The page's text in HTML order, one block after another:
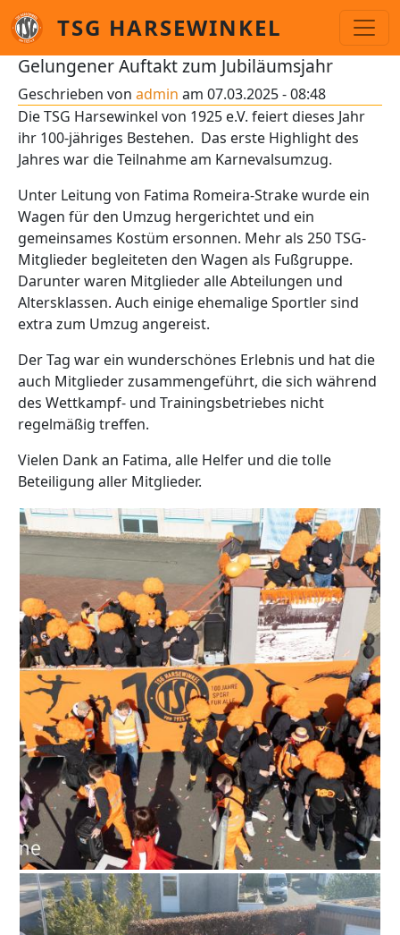
Direkt zum Inhalt
TSG HARSEWINKEL
Gelungener Auftakt zum Jubiläumsjahr
Geschrieben von admin am 07.03.2025 - 08:48
Die TSG Harsewinkel von 1925 e.V. feiert dieses Jahr
ihr 100-jähriges Bestehen. Das erste Highlight des
Jahres war die Teilnahme am Karnevalsumzug.
Unter Leitung von Fatima Romeira-Strake wurde ein
Wagen für den Umzug hergerichtet und ein
gemeinsames Kostüm ersonnen. Mehr als 250 TSG-
Mitglieder begleiteten den Wagen als Fußgruppe.
Darunter waren Mitglieder alle Abteilungen und
Altersklassen. Auch einige ehemalige Sportler sind
extra zum Umzug angereist.
Der Tag war ein wunderschönes Erlebnis und hat die
auch Mitglieder zusammengeführt, die sich während
des Wettkampf- und Trainingsbetriebes nicht
regelmäßig treffen.
Vielen Dank an Fatima, alle Helfer und die tolle
Beteiligung aller Mitglieder.